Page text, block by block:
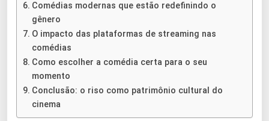
Comédias modernas que estão redefinindo o
gênero
O impacto das plataformas de streaming nas
comédias
Como escolher a comédia certa para o seu
momento
Conclusão: o riso como patrimônio cultural do
cinema